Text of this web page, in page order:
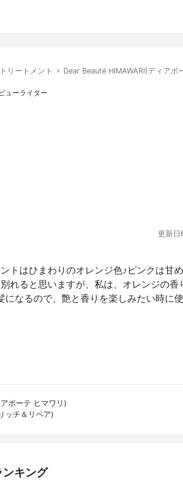
トリートメント Dear Beauté HIMAWARI(ディア
ューライター
更新日
トはひまわりのオレンジ色♪ピンクは甘
れると思いますが、私は、オレンジの香
なるので、艶と香りを楽しみたい時に
ボーテ ヒマワリ)
ッチ＆リペア)
ンキング